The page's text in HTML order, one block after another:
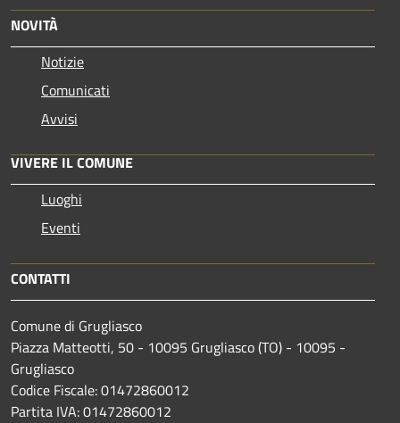
NOVITÀ
Notizie
Comunicati
Avvisi
VIVERE IL COMUNE
Luoghi
Eventi
CONTATTI
Comune di Grugliasco
Piazza Matteotti, 50 - 10095 Grugliasco (TO) - 10095 -
Grugliasco
Codice Fiscale: 01472860012
Partita IVA: 01472860012